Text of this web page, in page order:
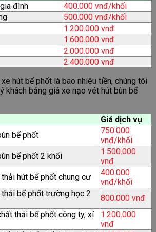
đình
400.000 vnđ/khối
500.000 vnđ/khối
1.200.000 vnđ
1.600.000 vnđ
2.000.000 vnđ
2.400.000 vnđ
hút bể phốt là bao nhiêu tiền, chúng tôi
khách bảng giá xe nạo vét hút bùn bể
Giá dịch vụ
bể phốt
750.000
vnđ/khối
bể phốt 2 khối
1.500.000
vnđ
hút bể phốt chung cư
400.000
vnđ/khối
bể phốt trường học 2
800.000 vnđ
thải bể phốt công ty, xí
1.200.000
vnđ